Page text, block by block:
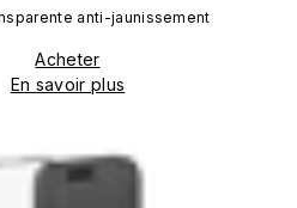
anti-jaunissement
Acheter
En savoir plus